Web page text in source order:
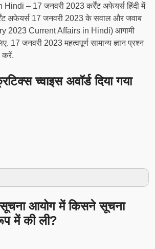
– 17 जनवरी 2023 कर्रेंट अफेयर्स हिंदी में
अफेयर्स 17 जनवरी 2023 के सवाल और जवाब
2023 Current Affairs in Hindi) आगामी
17 जनवरी 2023 महत्वपूर्ण सामान्य ज्ञान प्रश्न
करें.
च्वाइस अवॉर्ड दिया गया
सूचना आयोग में किसने सूचना
में की ली?